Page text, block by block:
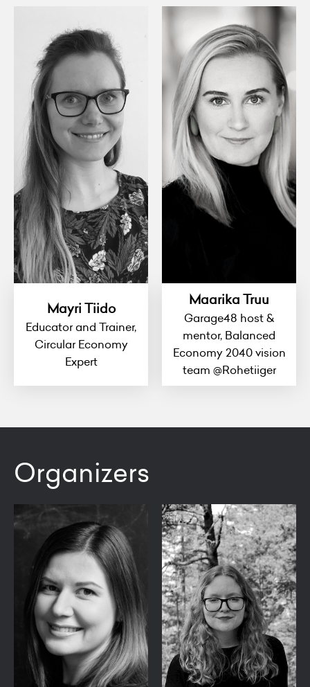
Mayri Tiido
Educator and Trainer,
Circular Economy
Expert
Maarika Truu
Garage48 host &
mentor, Balanced
Economy 2040 vision
team @Rohetiiger
Organizers